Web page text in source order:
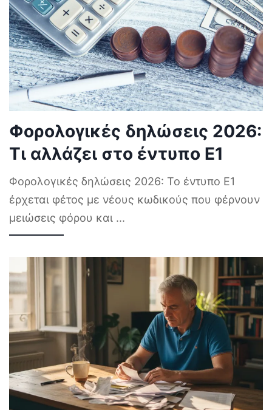
Φορολογικές δηλώσεις 2026:
Τι αλλάζει στο έντυπο Ε1
Φορολογικές δηλώσεις 2026: Το έντυπο Ε1
έρχεται φέτος με νέους κωδικούς που φέρνουν
μειώσεις φόρου και ...